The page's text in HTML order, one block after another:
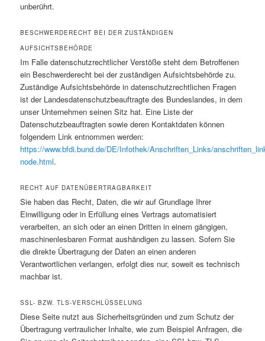
unberührt.
BESCHWERDERECHT BEI DER ZUSTÄNDIGEN
AUFSICHTSBEHÖRDE
Im Falle datenschutzrechtlicher Verstöße steht dem Betroffenen
ein Beschwerderecht bei der zuständigen Aufsichtsbehörde zu.
Zuständige Aufsichtsbehörde in datenschutzrechtlichen Fragen
ist der Landesdatenschutzbeauftragte des Bundeslandes, in dem
unser Unternehmen seinen Sitz hat. Eine Liste der
Datenschutzbeauftragten sowie deren Kontaktdaten können
folgendem Link entnommen werden:
https://www.bfdi.bund.de/DE/Infothek/Anschriften_Links/
node.html.
RECHT AUF DATENÜBERTRAGBARKEIT
Sie haben das Recht, Daten, die wir auf Grundlage Ihrer
Einwilligung oder in Erfüllung eines Vertrags automatisiert
verarbeiten, an sich oder an einen Dritten in einem gängigen,
maschinenlesbaren Format aushändigen zu lassen. Sofern Sie
die direkte Übertragung der Daten an einen anderen
Verantwortlichen verlangen, erfolgt dies nur, soweit es technisch
machbar ist.
SSL- BZW. TLS-VERSCHLÜSSELUNG
Diese Seite nutzt aus Sicherheitsgründen und zum Schutz der
Übertragung vertraulicher Inhalte, wie zum Beispiel Anfragen, die